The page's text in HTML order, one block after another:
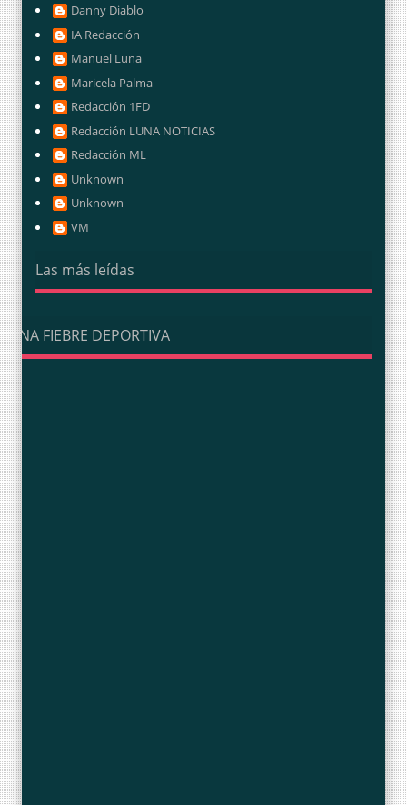
Danny Diablo
IA Redacción
Manuel Luna
Maricela Palma
Redacción 1FD
Redacción LUNA NOTICIAS
Redacción ML
Unknown
Unknown
VM
Las más leídas
UNA FIEBRE DEPORTIVA